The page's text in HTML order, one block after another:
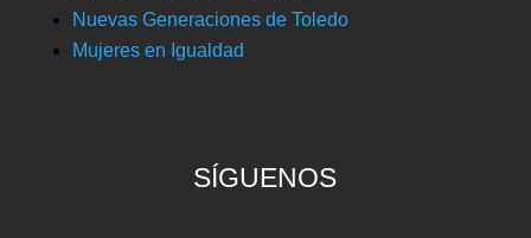
Nuevas Generaciones de Toledo
Mujeres en Igualdad
SÍGUENOS